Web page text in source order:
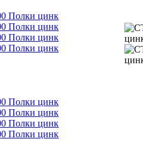
Полки цинк
Полки цинк
Полки цинк
Полки цинк
Полки цинк
Полки цинк
Полки цинк
Полки цинк